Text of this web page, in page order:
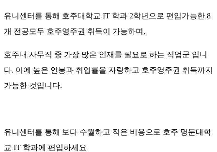
유니센터를 통해 호주대학교 IT 학과 2학년으로 편입가능한 8
개 전공모두 호주영주권 취득이 가능하며,
호주내 사무직 중 가장 많은 인재를 필요로 하는 직업군 입니
다. 이에 높은 연봉과 취업률을 자랑하고 호주영주권 취득까지
가능한 것입니다.
유니센터를 통해 보다 수월하고 적은 비용으로 호주 명문대학
교 IT 학과에 편입하세요